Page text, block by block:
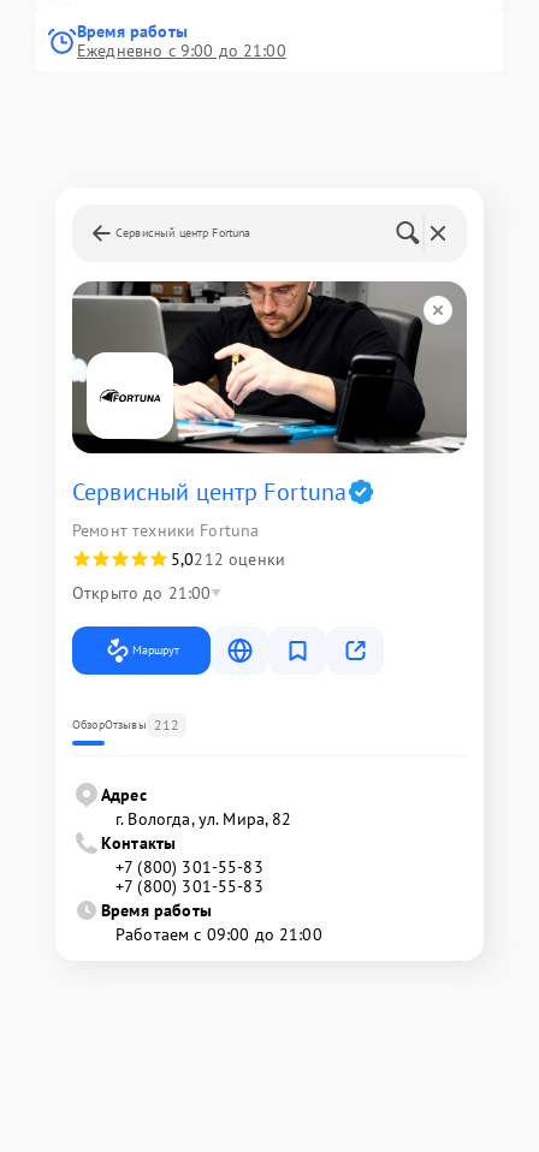
Время работы
Ежедневно с 9:00 до 21:00
Сервисный центр Fortuna
Сервисный центр Fortuna
Ремонт техники Fortuna
5,0212 оценки
Открыто до 21:00
Маршрут
ОбзорОтзывы 212
Адрес
г. Вологда, ул. Мира, 82
Контакты
+7 (800) 301-55-83
+7 (800) 301-55-83
Время работы
Работаем с 09:00 до 21:00